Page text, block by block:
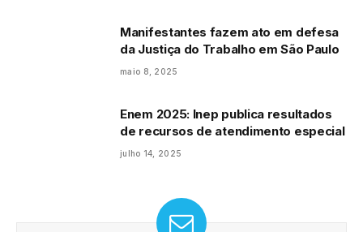
Manifestantes fazem ato em defesa
da Justiça do Trabalho em São Paulo
maio 8, 2025
Enem 2025: Inep publica resultados
de recursos de atendimento especial
julho 14, 2025